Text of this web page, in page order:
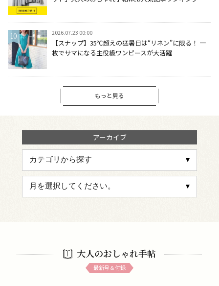
2026.07.23 00:00
【スナップ】35℃超えの猛暑日は“リネン”に限る！ 一
枚でサマになる主役級ワンピースが大活躍
もっと見る
アーカイブ
大人のおしゃれ手帖
最新号＆付録